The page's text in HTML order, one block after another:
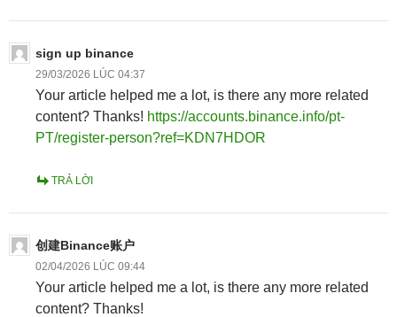
sign up binance
29/03/2026 LÚC 04:37
Your article helped me a lot, is there any more related
content? Thanks! https://accounts.binance.info/pt-
PT/register-person?ref=KDN7HDOR
TRẢ LỜI
创建Binance账户
02/04/2026 LÚC 09:44
Your article helped me a lot, is there any more related
content? Thanks!